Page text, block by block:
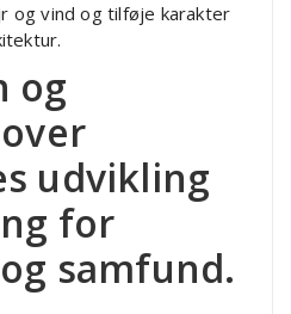
og vind og tilføje karakter
og
udvikling
for
samfund.